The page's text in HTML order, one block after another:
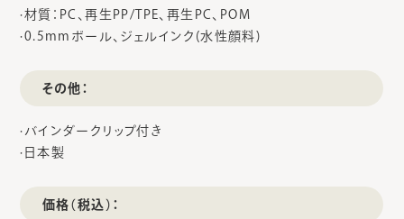
·材質：PC、再生PP/TPE、再生PC、POM
·0.5mmボール、ジェルインク(水性顔料)
その他：
·バインダークリップ付き
·日本製
価格（税込）：